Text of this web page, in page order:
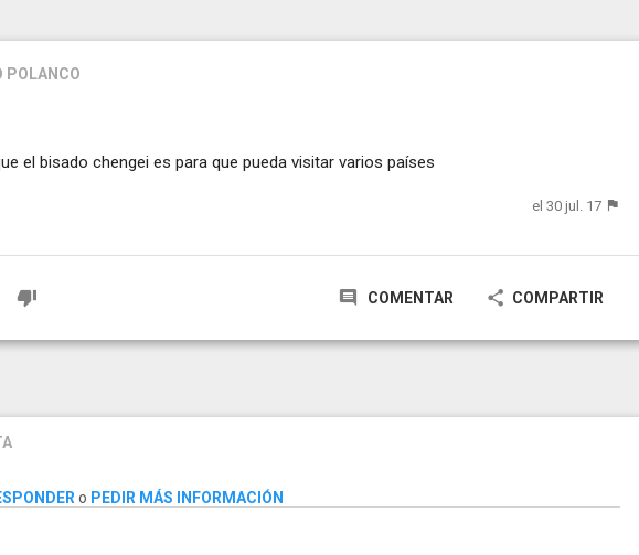
POLANCO
el bisado chengei es para que pueda visitar varios países
el 30 jul. 17
COMENTAR COMPARTIR
o PEDIR MÁS INFORMACIÓN